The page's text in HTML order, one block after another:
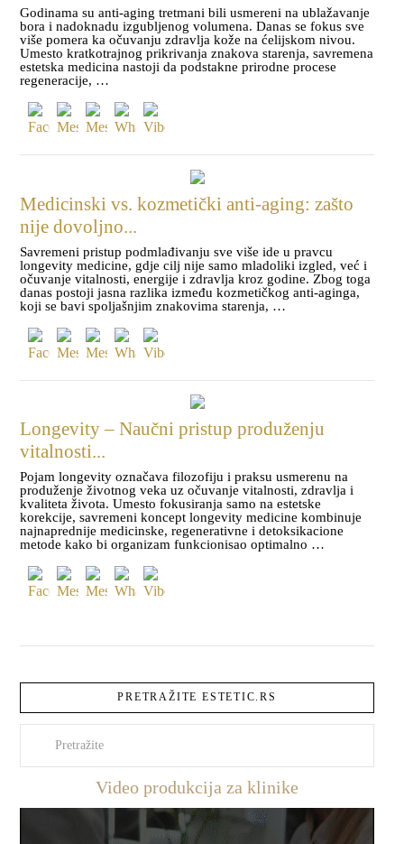
Godinama su anti-aging tretmani bili usmereni na ublažavanje
bora i nadoknadu izgubljenog volumena. Danas se fokus sve
više pomera ka očuvanju zdravlja kože na ćelijskom nivou.
Umesto kratkotrajnog prikrivanja znakova starenja, savremena
estetska medicina nastoji da podstakne prirodne procese
regeneracije, …
Medicinski vs. kozmetički anti-aging: zašto
nije dovoljno...
Savremeni pristup podmlađivanju sve više ide u pravcu
longevity medicine, gdje cilj nije samo mladoliki izgled, već i
očuvanje vitalnosti, energije i zdravlja kroz godine. Zbog toga
danas postoji jasna razlika između kozmetičkog anti-aginga,
koji se bavi spoljašnjim znakovima starenja, …
Longevity – Naučni pristup produženju
vitalnosti...
Pojam longevity označava filozofiju i praksu usmerenu na
produženje životnog veka uz očuvanje vitalnosti, zdravlja i
kvaliteta života. Umesto fokusiranja samo na estetske
korekcije, savremeni koncept longevity medicine kombinuje
najnaprednije medicinske, regenerativne i detoksikacione
metode kako bi organizam funkcionisao optimalno …
PRETRAŽITE ESTETIC.RS
Video produkcija za klinike